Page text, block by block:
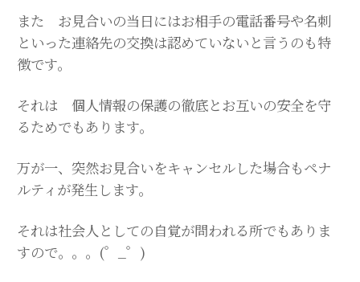
また お見合いの当日にはお相手の電話番号や名刺
といった連絡先の交換は認めていないと言うのも特
徴です。
それは 個人情報の保護の徹底とお互いの安全を守
るためでもあります。
万が一、突然お見合いをキャンセルした場合もペナ
ルティが発生します。
それは社会人としての自覚が問われる所でもありま
すので。。。(゜_゜)